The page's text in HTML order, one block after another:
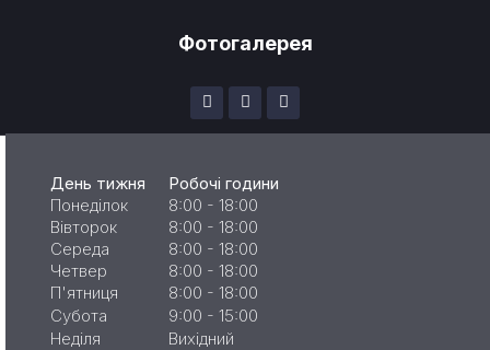
Фотогалерея
День тижня
Робочі години
Понеділок
8:00 - 18:00
Вівторок
8:00 - 18:00
Середа
8:00 - 18:00
Четвер
8:00 - 18:00
П'ятниця
8:00 - 18:00
Субота
9:00 - 15:00
Неділя
Вихідний